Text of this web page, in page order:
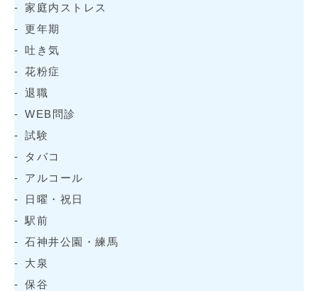
家庭内ストレス
更年期
吐き気
花粉症
退職
WEB問診
試験
タバコ
アルコール
日曜・祝日
駅前
石神井公園・練馬
大泉
保谷